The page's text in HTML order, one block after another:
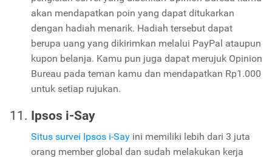
akan mendapatkan poin yang dapat ditukarkan
dengan hadiah menarik. Hadiah tersebut dapat
berupa uang yang dikirimkan melalui PayPal ataupun
kupon belanja. Kamu pun juga dapat merujuk Opinion
Bureau pada teman kamu dan mendapatkan Rp1.000
untuk setiap rujukan.
Ipsos i-Say
Situs survei Ipsos i-Say ini memiliki lebih dari 3 juta
orang member global dan sudah melakukan kerja